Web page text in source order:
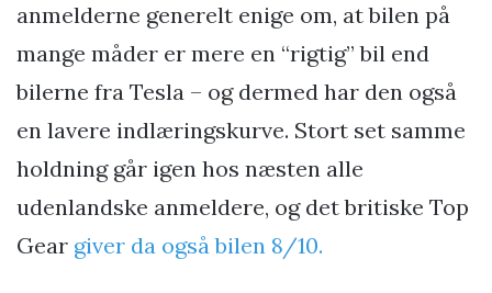
anmelderne generelt enige om, at bilen på
mange måder er mere en “rigtig” bil end
bilerne fra Tesla – og dermed har den også
en lavere indlæringskurve. Stort set samme
holdning går igen hos næsten alle
udenlandske anmeldere, og det britiske Top
Gear giver da også bilen 8/10.